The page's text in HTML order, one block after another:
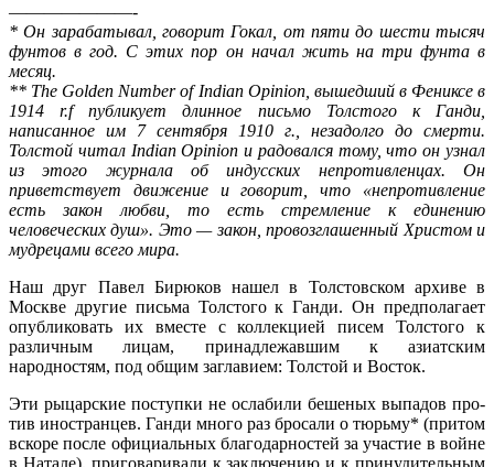
———————-
* Он зарабатывал, говорит Гокал, от пяти до шести тысяч
фунтов в год. С этих пор он начал жить на три фунта в
месяц.
** The Golden Number of Indian Opinion, вышедший в Фениксе в
1914 r.f публикует длинное письмо Толстого к Ганди,
написанное им 7 сентября 1910 г., незадолго до смерти.
Толстой читал Indian Opinion и радовался тому, что он узнал
из этого журнала об индусских непротивленцах. Он
приветствует движение и говорит, что «непротивление
есть закон любви, то есть стремление к единению
человеческих душ». Это — закон, провоз­глашенный Христом и
мудрецами всего мира.
Наш друг Павел Бирюков нашел в Толстовском архиве в
Москве другие письма Толстого к Ганди. Он предполагает
опубликовать их вместе с коллекцией писем Толстого к
различным лицам, принадлежавшим к азиатским
народностям, под общим заглавием: Толстой и Восток.
Эти рыцарские поступки не ослабили бешеных выпадов про­
тив иностранцев. Ганди много раз бросали о тюрьму* (притом
вскоре после официальных благодарностей за участие в войне
в Натале), приговаривали к заключению и к принудительным